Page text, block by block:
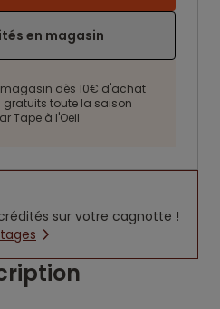
en magasin
magasin dès 10€ d'achat
gratuits toute la saison
Tape à l'Oeil
sur votre cagnotte !